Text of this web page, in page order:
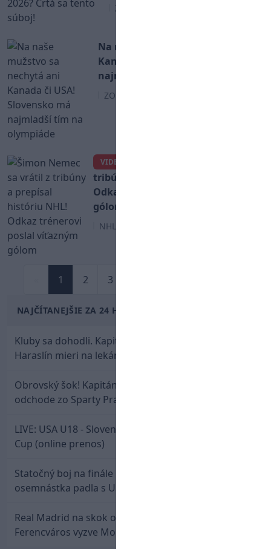
ZOH 2026
Na naše mužstvo sa nechytá ani
Kanada či USA! Slovensko má
najmladší tím na olympiáde
ZOH 2026
VIDEO
tribúny a prepísal históriu NHL!
Odkaz trénerovi poslal víťazným
gólom
NHL
1 2 3
NAJČÍTANEJŠIE ZA 24 HODÍN
Kluby sa dohodli. Kapitán Sparty Praha Lukáš
Haraslín mieri na lekársku prehliadku
Obrovský šok! Kapitán Lukáš Haraslín je údajne na
odchode zo Sparty Praha
LIVE: USA U18 - Slovensko U18 / Hlinka-Gretzky
Cup (online prenos)
Statočný boj na finále nestačil: Slovenská
osemnástka padla s USA a zabojuje o bronz
Real Madrid na skok od Slovenska: Borbélyho
Ferencváros vyzve Mourinhove hviezdy